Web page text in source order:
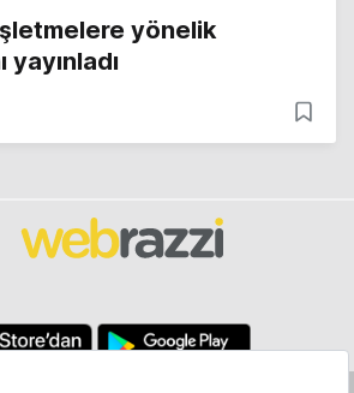
yönelik
yayınladı